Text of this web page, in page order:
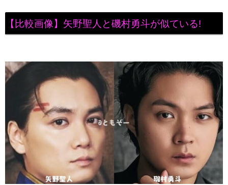
【比較画像】矢野聖人と磯村勇斗が似ている!